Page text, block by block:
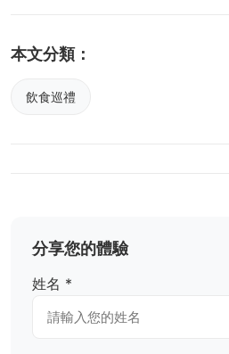
本文分類：
飲食巡禮
分享您的體驗
姓名 *